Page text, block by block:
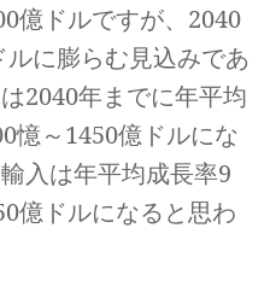
億ドルですが、2040
に膨らむ見込みであ
2040年までに年平均
憶～1450億ドルにな
入は年平均成長率9
億ドルになると思わ